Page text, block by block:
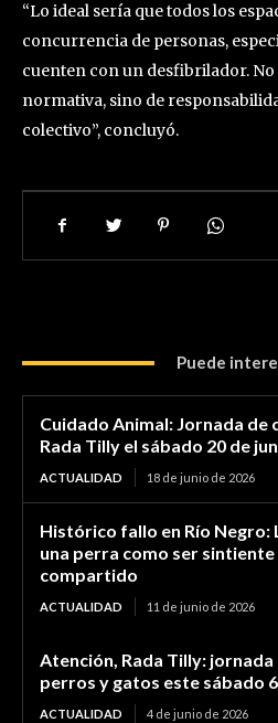
“Lo ideal sería que todos los
concurrencia de personas,
cuenten con un desfibrilador. No
normativa, sino de
colectivo”, concluyó.
Puede
Cuidado Animal: Jornada
Rada Tilly el sábado 20 de
ACTUALIDAD 18 de junio de 2026
Histórico fallo en Río Negro:
una perra como ser sintiente
compartido
ACTUALIDAD 11 de junio de 2026
Atención, Rada Tilly:
perros y gatos este sábado
ACTUALIDAD 4 de junio de 2026